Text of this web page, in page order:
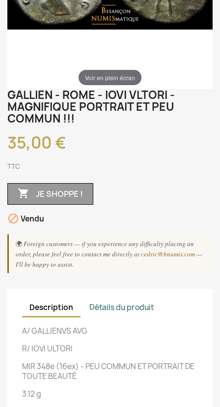
Voir en plein écran
GALLIEN - ROME - IOVI VLTORI -
MAGNIFIQUE PORTRAIT ET PEU
COMMUN !!!
35,00 €
TTC
 JE SHOPPE !
 Vendu
🌍Foreign customers — if you experience any difficulty placing an
order, please feel free to contact me directly atcedric@bnumis.com—
I'll be happy to assist.
Description Détails du produit
A/ GALLIENVS AVG
R/ IOVI ULTORI
MIR 348e (16ex) - PEU COMMUN ET PORTRAIT DE
TOUTE BEAUTÉ
3.12 g